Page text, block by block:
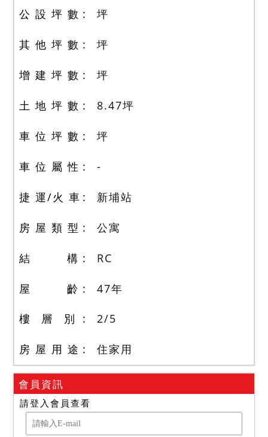
公 設 坪 數 坪
其 他 坪 數 坪
增 建 坪 數 坪
土 地 坪 數 8.47坪
車 位 坪 數 坪
車 位 屬 性 -
捷 運/火 車 新埔站
房 屋 類 型 公寓
結 構 RC
屋 齡 47年
樓 層 別 2/5
房 屋 用 途 住家用
會員資訊
請登入會員查看